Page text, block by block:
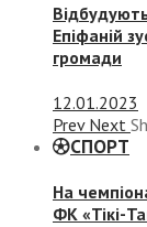
Епіфаній
громади
12.01.2023
Prev Next
СПОРТ
На
ФК «Тікі-